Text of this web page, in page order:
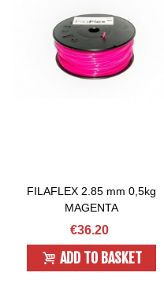
FILAFLEX 2.85 mm 0,5kg
MAGENTA
€36.20
ADD TO BASKET